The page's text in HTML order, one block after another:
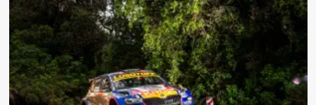
–
de
McLaren
en
el
Sprint
de